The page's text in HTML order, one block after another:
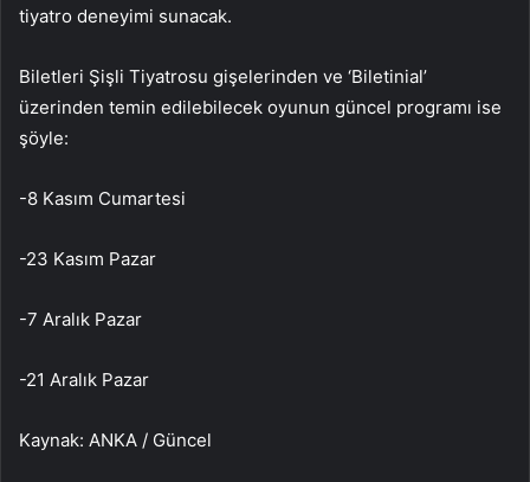
tiyatro deneyimi sunacak.
Biletleri Şişli Tiyatrosu gişelerinden ve ‘Biletinial’
üzerinden temin edilebilecek oyunun güncel programı ise
şöyle:
-8 Kasım Cumartesi
-23 Kasım Pazar
-7 Aralık Pazar
-21 Aralık Pazar
Kaynak: ANKA / Güncel